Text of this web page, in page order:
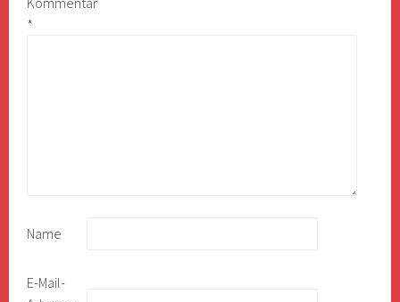
*
Name
E-Mail-